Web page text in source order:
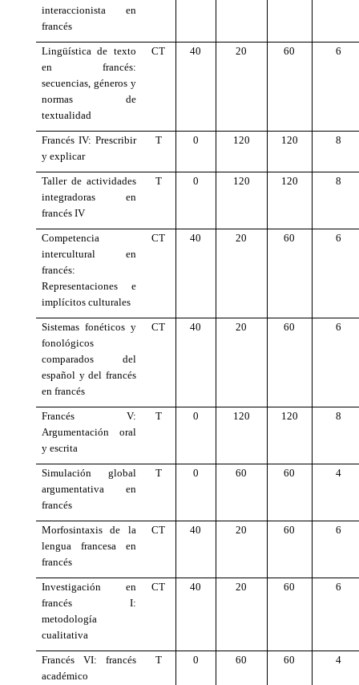
interaccionista en
francés
Lingüística de texto
en francés:
secuencias, géneros y
normas de
textualidad
CT 40 20 60 6
Francés IV: Prescribir
y explicar
T 0 120 120 8
Taller de actividades
integradoras en
francés IV
T 0 120 120 8
Competencia
intercultural en
francés:
Representaciones e
implícitos culturales
CT 40 20 60 6
Sistemas fonéticos y
fonológicos
comparados del
español y del francés
en francés
CT 40 20 60 6
Francés V:
Argumentación oral
y escrita
T 0 120 120 8
Simulación global
argumentativa en
francés
T 0 60 60 4
Morfosintaxis de la
lengua francesa en
francés
CT 40 20 60 6
Investigación en
francés I:
metodología
cualitativa
CT 40 20 60 6
Francés VI: francés
académico
T 0 60 60 4